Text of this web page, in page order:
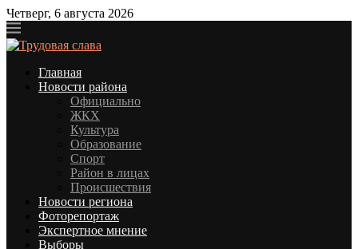
Четверг, 6 августа 2026
Главная
Новости района
Официально
ЖКХ
Культура
Образование
Спорт
Район в лицах
Происшествия
Новости региона
Фоторепортаж
Экспертное мнение
Выборы